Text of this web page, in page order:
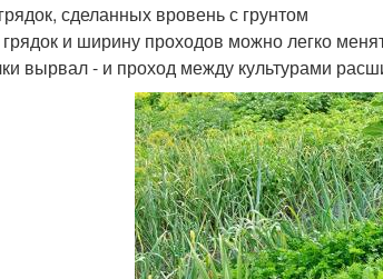
сделанных вровень с грунтом
и ширину проходов можно легко
вырвал - и проход между культурами